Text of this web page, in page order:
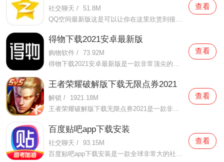
社交聊天 / 51.8M
查看
得物下载2021安卓最新版
购物软件 / 73.92M
得物下载2021安卓最新版是一款非常顶尖的潮流购物软件。在这款得物下载2021安卓最新版中拥有非常多当下潮流的时尚单品以及各种各样的球鞋，在这里为了让用户们在购买的时候可以放心，你所购买的每一件商品都会经过专业的鉴定，这里面汇聚了数百位专业的鉴定师会对你所购买的商
查看
王者荣耀破解版下载无限点券2021
解锁 /
1921.18M
王者荣耀破解版下载无限点券2021是一款非常火热的手机游戏。在这款王者荣耀破解版下载无限点券2021中有着非常好用的辅助工具，在这里面你可以轻轻松松就获得点券的使用，而且还是可以无限使用的哦，完全没有受限制，只要你下载了这款王者荣耀破解版下载无限点券2021之后就可以
查看
百度贴吧app下载安装
社交聊天 / 93.15M
查看